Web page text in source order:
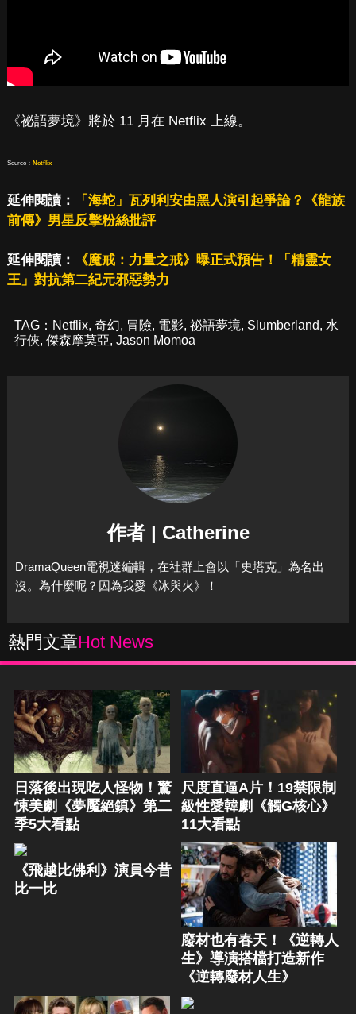
《祕語夢境》將於 11 月在 Netflix 上線。
Source： Netflix
延伸閱讀：
「海蛇」瓦列利安由黑人演引起爭論？《龍族
前傳》男星反擊粉絲批評
延伸閱讀：
《魔戒：力量之戒》曝正式預告！「精靈女
王」對抗第二紀元邪惡勢力
TAG： Netflix, 奇幻, 冒險, 電影, 祕語夢境, Slumberland, 水
行俠, 傑森摩莫亞, Jason Momoa
作者 | Catherine
DramaQueen電視迷編輯，在社群上會以「史塔克」為名出
沒。為什麼呢？因為我愛《冰與火》！
熱門文章Hot News
日落後出現吃人怪物！驚
悚美劇《夢魘絕鎮》第二
季5大看點
尺度直逼A片！19禁限制
級性愛韓劇《觸G核心》
11大看點
《飛越比佛利》演員今昔
比一比
廢材也有春天！《逆轉人
生》導演搭檔打造新作
《逆轉廢材人生》